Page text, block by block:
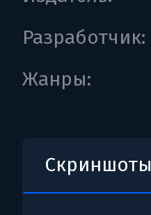
Разработчик:
Жанры:
Скриншоты